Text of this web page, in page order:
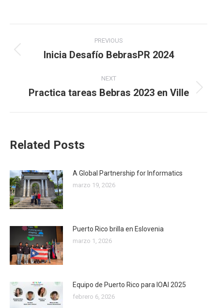
navigation
PREVIOUS
Previous
Inicia Desafío BebrasPR 2024
NEXT
Next
Practica tareas Bebras 2023 en Ville
Related Posts
A Global Partnership for Informatics
marzo 19, 2026
Puerto Rico brilla en Eslovenia
marzo 1, 2026
Equipo de Puerto Rico para IOAI 2025
febrero 6, 2026